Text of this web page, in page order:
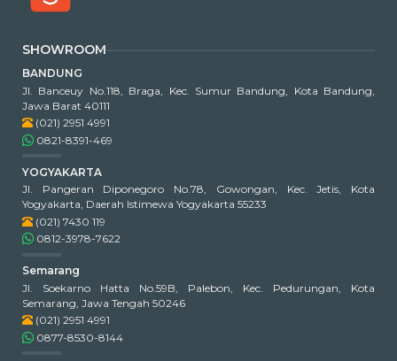
SHOWROOM
BANDUNG
Jl. Banceuy No.118, Braga, Kec. Sumur Bandung, Kota Bandung,
Jawa Barat 40111
(021) 2951 4991
0821-8391-469
YOGYAKARTA
Jl. Pangeran Diponegoro No.78, Gowongan, Kec. Jetis, Kota
Yogyakarta, Daerah Istimewa Yogyakarta 55233
(021) 7430 119
0812-3978-7622
Semarang
Jl. Soekarno Hatta No.59B, Palebon, Kec. Pedurungan, Kota
Semarang, Jawa Tengah 50246
(021) 2951 4991
0877-8530-8144